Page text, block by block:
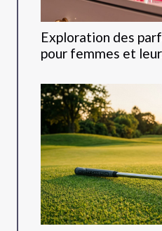
Exploration des
pour femmes et